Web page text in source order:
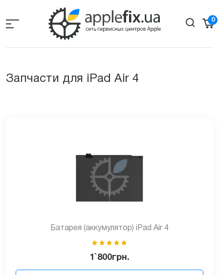
the
0
Запчасти для iPad Air 4
Батарея (аккумулятор) iPad Air 4
1`800грн.